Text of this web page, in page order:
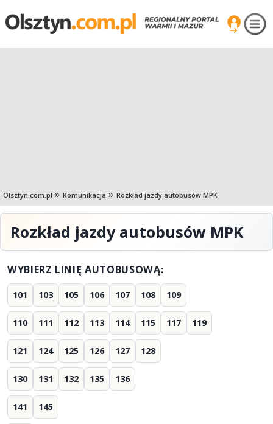
Olsztyn.com.pl Komunikacja Rozkład jazdy autobusów MPK
Rozkład jazdy autobusów MPK
WYBIERZ LINIĘ AUTOBUSOWĄ:
101 103 105 106 107 108 109
110 111 112 113 114 115 117 119
121 124 125 126 127 128
130 131 132 135 136
141 145